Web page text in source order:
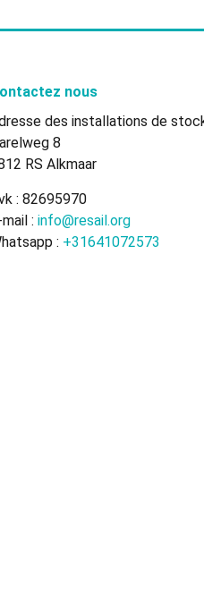
nous
des installations de
8
RS Alkmaar
: 82695970
mail : info@resail.org
: +31641072573